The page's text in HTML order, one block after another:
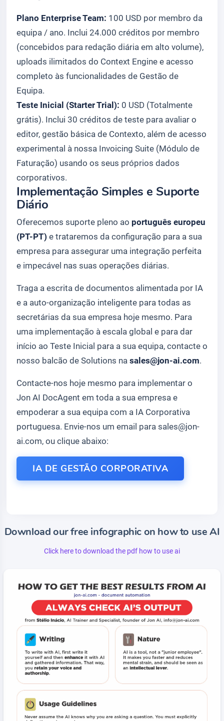
Plano Enterprise Team: 100 USD por membro da
equipa / ano. Inclui 24.000 créditos por membro
(concebidos para redação diária em alto volume),
uploads ilimitados do Context Engine e acesso
completo às funcionalidades de Gestão de
Equipa.
Teste Inicial (Starter Trial): 0 USD (Totalmente
grátis). Inclui 30 créditos de teste para avaliar o
editor, gestão básica de Contexto, além de acesso
experimental à nossa Invoicing Suite (Módulo de
Faturação) usando os seus próprios dados
corporativos.
Implementação Simples e Suporte
Diário
Oferecemos suporte pleno ao português europeu
(PT-PT) e trataremos da configuração para a sua
empresa para assegurar uma integração perfeita
e impecável nas suas operações diárias.
Traga a escrita de documentos alimentada por IA
e a auto-organização inteligente para todas as
secretárias da sua empresa hoje mesmo. Para
uma implementação à escala global e para dar
início ao Teste Inicial para a sua equipa, contacte o
nosso balcão de Solutions na sales@jon-ai.com.
Contacte-nos hoje mesmo para implementar o
Jon AI DocAgent em toda a sua empresa e
empoderar a sua equipa com a IA Corporativa
portuguesa. Envie-nos um email para sales@jon-
ai.com, ou clique abaixo:
IA DE GESTÃO CORPORATIVA
Download our free infographic on how to use AI
Click here to download the pdf how to use ai